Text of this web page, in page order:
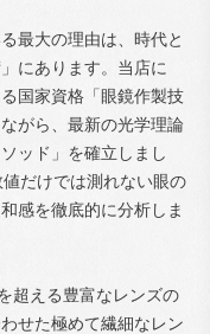
最大の理由は、時代と
にあります。当店に
国家資格「眼鏡作製技
がら、最新の光学理論
ッド」を確立しまし
だけでは測れない眼の
感を徹底的に分析しま
超える豊富なレンズの
せた極めて繊細なレン